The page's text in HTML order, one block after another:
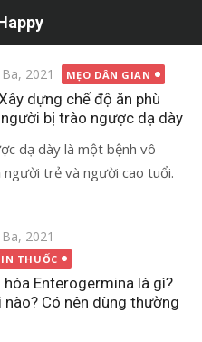
2021 MẸO DÂN GIAN
dựng chế độ ăn phù
bị trào ngược dạ dày
dạ dày là một bệnh vô
người trẻ và người cao tuổi.
2021
THUỐC
hóa Enterogermina là gì?
nào? Có nên dùng thường